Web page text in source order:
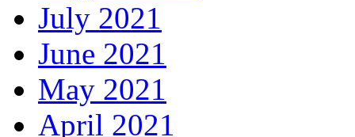
July 2021
June 2021
May 2021
April 2021